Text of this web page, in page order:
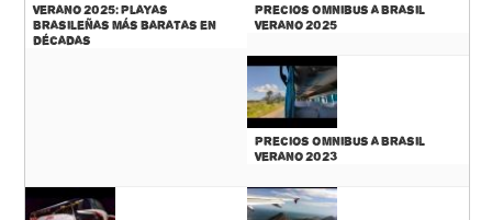
Verano 2025: Playas
Brasileñas más baratas en
décadas
Precios Omnibus a Brasil
Verano 2025
Precios Omnibus a Brasil
Verano 2023